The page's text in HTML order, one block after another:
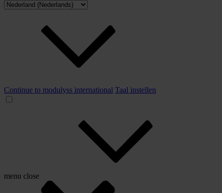
Continue to modulyss international Taal instellen
menu close